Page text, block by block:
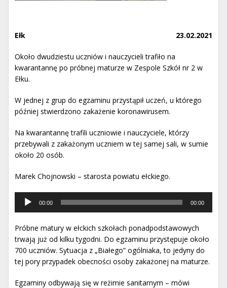
23.02.2021
Ełk
Około dwudziestu uczniów i nauczycieli trafiło na
kwarantannę po próbnej maturze w Zespole Szkół nr 2 w
Ełku.
W jednej z grup do egzaminu przystąpił uczeń, u którego
później stwierdzono zakażenie koronawirusem.
Na kwarantannę trafili uczniowie i nauczyciele, którzy
przebywali z zakażonym uczniem w tej samej sali, w sumie
około 20 osób.
Marek Chojnowski – starosta powiatu ełckiego.
Odtwarzacz
muzyki
00:00 00:00
Próbne matury w ełckich szkołach ponadpodstawowych
trwają już od kilku tygodni. Do egzaminu przystępuje około
700 uczniów. Sytuacja z „Białego” ogólniaka, to jedyny do
tej pory przypadek obecności osoby zakażonej na maturze.
Egzaminy odbywają się w reżimie sanitarnym – mówi